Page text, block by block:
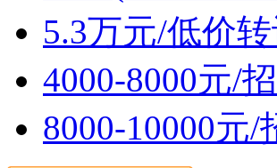
5.3万元/低价
4000-8000元/
8000-10000元